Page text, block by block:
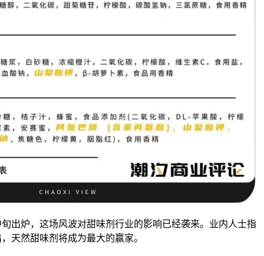
炉，这场风波对甜味剂行业的影响已经袭来。业内人士指
天然甜味剂将成为最大的赢家。